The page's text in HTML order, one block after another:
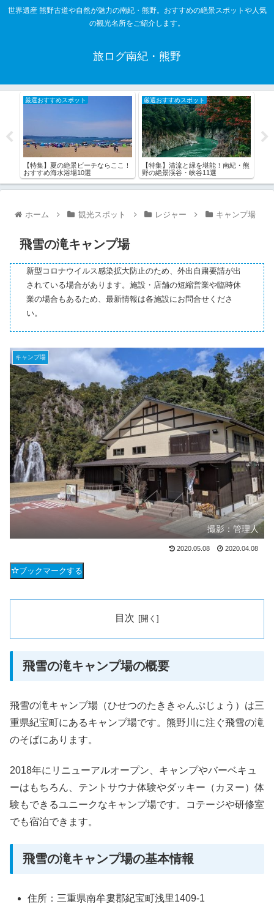
世界遺産 熊野古道や自然が魅力の南紀・熊野。おすすめの絶景スポットや人気
の観光名所をご紹介します。
旅ログ南紀・熊野
厳選おすすめスポット
【特集】夏の絶景ビーチならここ！
おすすめ海水浴場10選
厳選おすすめスポット
【特集】清流と緑を堪能！南紀・熊
野の絶景渓谷・峡谷11選
ホーム 観光スポット レジャー キャンプ場
飛雪の滝キャンプ場
新型コロナウイルス感染拡大防止のため、外出自粛要請が出
されている場合があります。施設・店舗の短縮営業や臨時休
業の場合もあるため、最新情報は各施設にお問合せくださ
い。
キャンプ場
撮影：管理人
2020.05.08 2020.04.08
ブックマークする
目次
飛雪の滝キャンプ場の概要
飛雪の滝キャンプ場（ひせつのたききゃんぷじょう）は三
重県紀宝町にあるキャンプ場です。熊野川に注ぐ飛雪の滝
のそばにあります。
2018年にリニューアルオープン、キャンプやバーベキュ
ーはもちろん、テントサウナ体験やダッキー（カヌー）体
験もできるユニークなキャンプ場です。コテージや研修室
でも宿泊できます。
飛雪の滝キャンプ場の基本情報
住所：三重県南牟婁郡紀宝町浅里1409-1